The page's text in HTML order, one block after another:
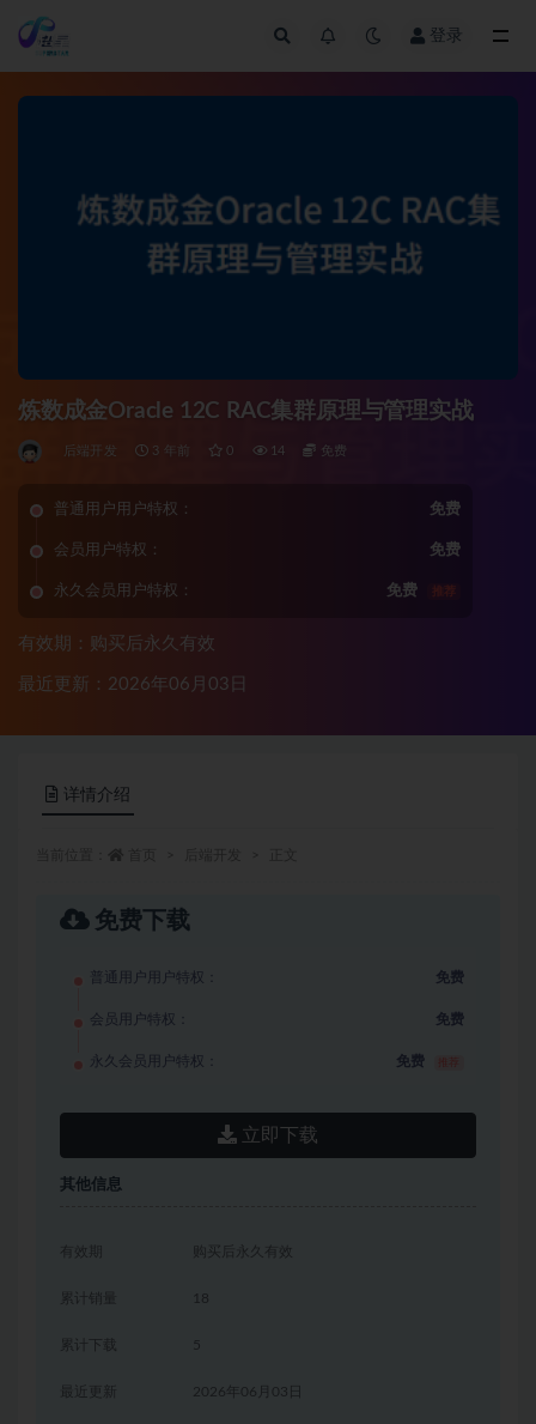
登录
炼数成金Oracle 12C RAC集群原理与管理实战
后端开发 3 年前 0 14 免费
普通用户用户特权： 免费
会员用户特权： 免费
永久会员用户特权： 免费 推荐
有效期：购买后永久有效
最近更新：2026年06月03日
详情介绍
免费下载
普通用户用户特权： 免费
会员用户特权： 免费
永久会员用户特权： 免费
立即下载
其他信息
有效期 购买后永久有效
累计销量 18
累计下载 5
2026年06月03日